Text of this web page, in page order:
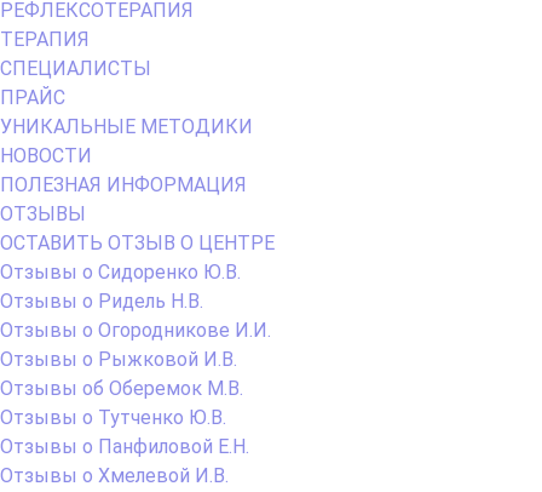
РЕФЛЕКСОТЕРАПИЯ
ТЕРАПИЯ
СПЕЦИАЛИСТЫ
ПРАЙС
УНИКАЛЬНЫЕ МЕТОДИКИ
НОВОСТИ
ПОЛЕЗНАЯ ИНФОРМАЦИЯ
ОТЗЫВЫ
ОСТАВИТЬ ОТЗЫВ О ЦЕНТРЕ
Отзывы о Сидоренко Ю.В.
Отзывы о Ридель Н.В.
Отзывы о Огородникове И.И.
Отзывы о Рыжковой И.В.
Отзывы об Оберемок М.В.
Отзывы о Тутченко Ю.В.
Отзывы о Панфиловой Е.Н.
Отзывы о Хмелевой И.В.